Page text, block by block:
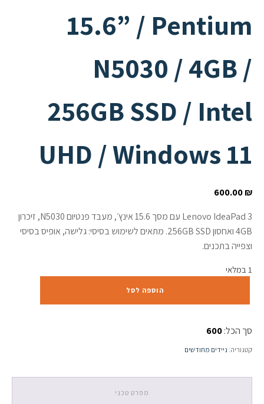
15.6” / Pentium
N5030 / 4GB /
256GB SSD / Intel
UHD / Windows 11
600.00₪
Lenovo IdeaPad 3 עם מסך 15.6 אינץ׳, מעבד פנטיום N5030, זיכרון
4GB ואחסון 256GB SSD. מתאים לשימוש בסיסי: גלישה, אופיס בסיסי
וצפייה בתכנים.
1 במלאי
3
/
N5030
הוספה לסל
סך הכל:600
קטגוריה: ניידים מחודשים
מפרט טכני